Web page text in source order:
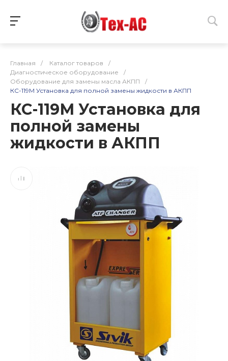
Главная / Каталог товаров
/
Диагностическое оборудование
/
Оборудование для замены масла АКПП
/
КС-119М Установка для полной замены жидкости в АКПП
КС-119М Установка для
полной замены
жидкости в АКПП